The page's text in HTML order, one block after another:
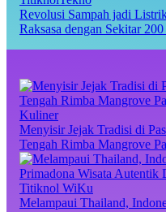
Revolusi Sampah jadi
Raksasa dengan Sekitar
Kuliner
Menyisir Jejak Tradisi di
Tengah Rimba Mangrove
Titiknol WiKu
Melampaui Thailand,